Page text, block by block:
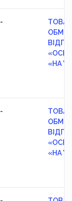
-
«НА
-
«НА